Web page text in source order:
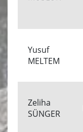
Yusuf
MELTEM
Zeliha
SÜNGER